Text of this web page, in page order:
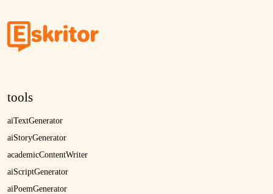
tools
aiTextGenerator
aiStoryGenerator
academicContentWriter
aiScriptGenerator
aiPoemGenerator